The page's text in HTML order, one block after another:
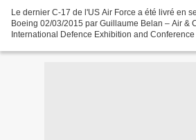
Le dernier C-17 de l'US Air Force a été livré en
Boeing 02/03/2015 par Guillaume Belan – Air &
International Defence Exhibition and Conference